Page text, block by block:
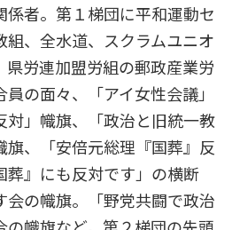
係者。第１梯団に平和運動セ
組、全水道、スクラムユニオ
県労連加盟労組の郵政産業労
の面々、「アイ女性会議」
対」幟旗、「政治と旧統一教
旗、「安倍元総理『国葬』反
葬』にも反対です」の横断
会の幟旗。「野党共闘で政治